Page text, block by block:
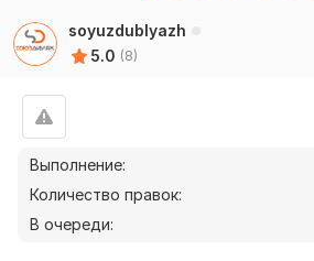
soyuzdublyazh
5.0 (8)
Выполнение:
Количество правок:
В очереди: